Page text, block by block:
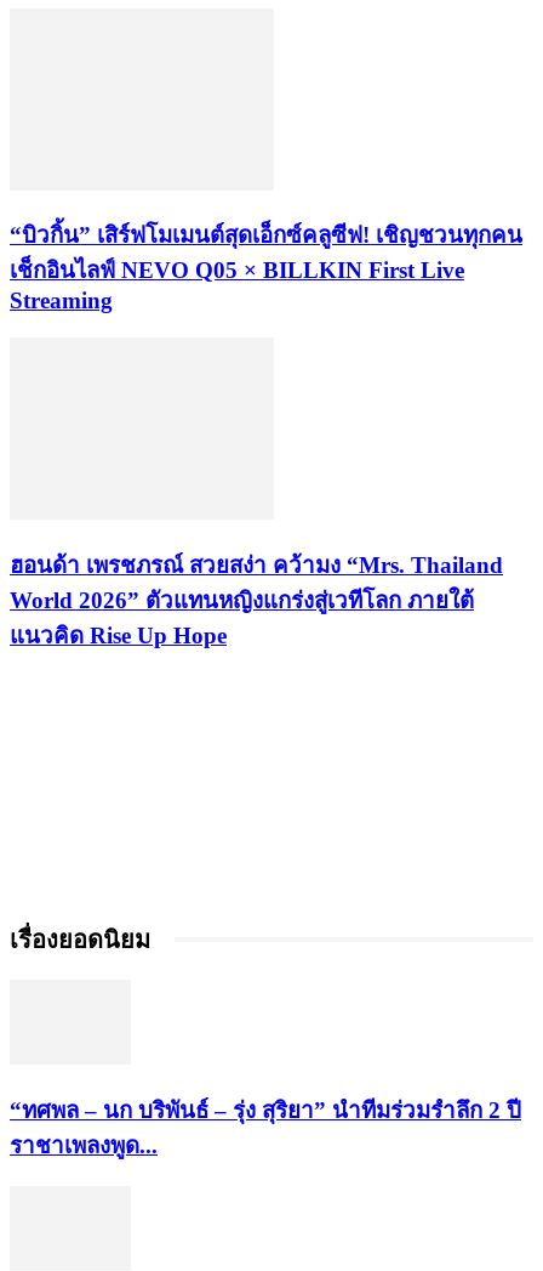
“บิวกิ้น” เสิร์ฟโมเมนต์สุดเอ็กซ์คลูซีฟ! เชิญชวนทุกคน
เช็กอินไลฟ์ NEVO Q05 × BILLKIN First Live
Streaming
ฮอนด้า เพรชภรณ์ สวยสง่า คว้ามง “Mrs. Thailand
World 2026” ตัวแทนหญิงแกร่งสู่เวทีโลก ภายใต้
แนวคิด Rise Up Hope
เรื่องยอดนิยม
“ทศพล – นก บริพันธ์ – รุ่ง สุริยา” นำทีมร่วมรำลึก 2 ปี
ราชาเพลงพูด...